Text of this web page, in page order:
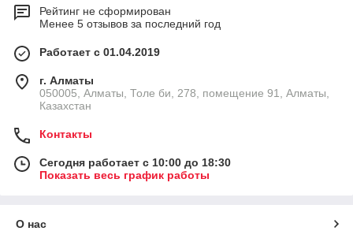
Рейтинг не сформирован
Менее 5 отзывов за последний год
Работает с 01.04.2019
г. Алматы
050005, Алматы, Толе би, 278, помещение 91, Алматы,
Казахстан
Контакты
Сегодня работает с 10:00 до 18:30
Показать весь график работы
О нас